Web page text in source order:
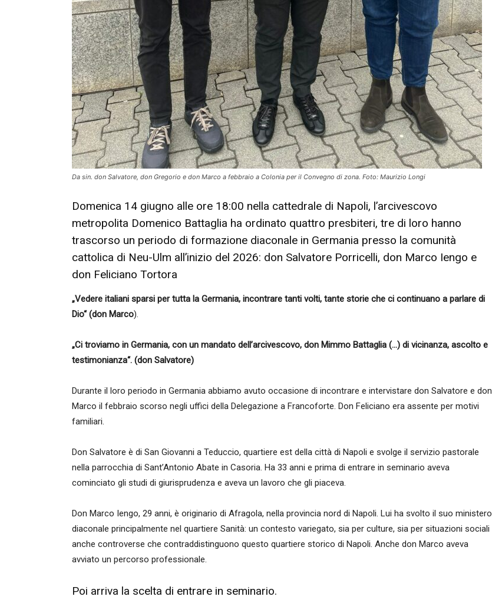
Da sin. don Salvatore, don Gregorio e don Marco a febbraio a Colonia per il Convegno di zona. Foto: Maurizio Longi
Domenica 14 giugno alle ore 18:00 nella cattedrale di Napoli, l’arcivescovo
metropolita Domenico Battaglia ha ordinato quattro presbiteri, tre di loro hanno
trascorso un periodo di formazione diaconale in Germania presso la comunità
cattolica di Neu-Ulm all’inizio del 2026: don Salvatore Porricelli, don Marco Iengo e
don Feliciano Tortora
„Vedere italiani sparsi per tutta la Germania, incontrare tanti volti, tante storie che ci continuano a parlare di
Dio“ (don Marco).
„Ci troviamo in Germania, con un mandato dell’arcivescovo, don Mimmo Battaglia (…) di vicinanza, ascolto e
testimonianza“. (don Salvatore)
Durante il loro periodo in Germania abbiamo avuto occasione di incontrare e intervistare don Salvatore e don
Marco il febbraio scorso negli uffici della Delegazione a Francoforte. Don Feliciano era assente per motivi
familiari.
Don Salvatore è di San Giovanni a Teduccio, quartiere est della città di Napoli e svolge il servizio pastorale
nella parrocchia di Sant’Antonio Abate in Casoria. Ha 33 anni e prima di entrare in seminario aveva
cominciato gli studi di giurisprudenza e aveva un lavoro che gli piaceva.
Don Marco Iengo, 29 anni, è originario di Afragola, nella provincia nord di Napoli. Lui ha svolto il suo ministero
diaconale principalmente nel quartiere Sanità: un contesto variegato, sia per culture, sia per situazioni sociali
anche controverse che contraddistinguono questo quartiere storico di Napoli. Anche don Marco aveva
avviato un percorso professionale.
Poi arriva la scelta di entrare in seminario.